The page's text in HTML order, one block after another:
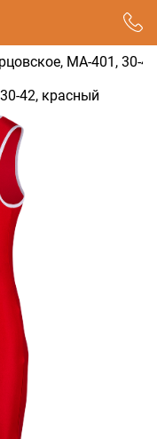
MA-401, 30-
42, красный